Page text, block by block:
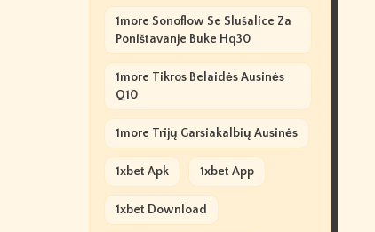
1more Sonoflow Se Slušalice Za
Poništavanje Buke Hq30
1more Tikros Belaidės Ausinės
Q10
1more Trijų Garsiakalbių Ausinės
1xbet Apk 1xbet App
1xbet Download